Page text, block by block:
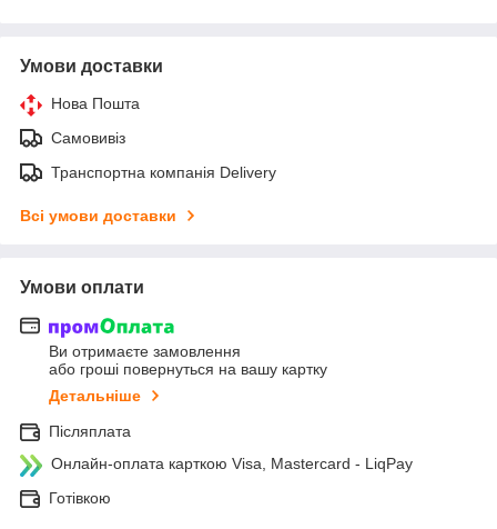
Умови доставки
Нова Пошта
Самовивіз
Транспортна компанія Delivery
Всі умови доставки
Умови оплати
Ви отримаєте замовлення
або гроші повернуться на вашу картку
Детальніше
Післяплата
Онлайн-оплата карткою Visa, Mastercard - LiqPay
Готівкою